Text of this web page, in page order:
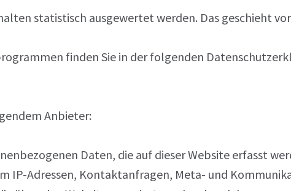
statistisch ausgewertet werden. Das geschieht
finden Sie in der folgenden
Anbieter:
Daten, die auf dieser Website erfasst
IP-Adressen, Kontaktanfragen, Meta- und